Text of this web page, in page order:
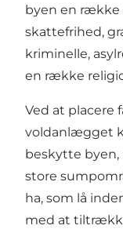
byen en række
skattefrihed,
kriminelle,
en række
Ved at placere
voldanlægget
beskytte
store
ha, som lå
med at